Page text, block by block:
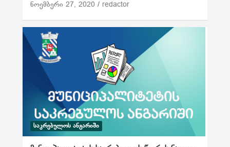
ნოემბერი 27, 2020 redactor
ᲡᲐᲙᲠᲔᲑᲣᲚᲝᲡ ᲐᲜᲒᲐᲠᲘᲨᲘ